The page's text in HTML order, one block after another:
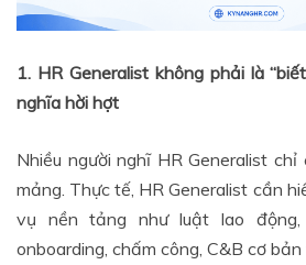
1. HR Generalist không phải là
nghĩa hời hợt
Nhiều người nghĩ HR Generalist
mảng. Thực tế, HR Generalist cần
vụ nền tảng như luật lao động,
onboarding, chấm công, C&B cơ